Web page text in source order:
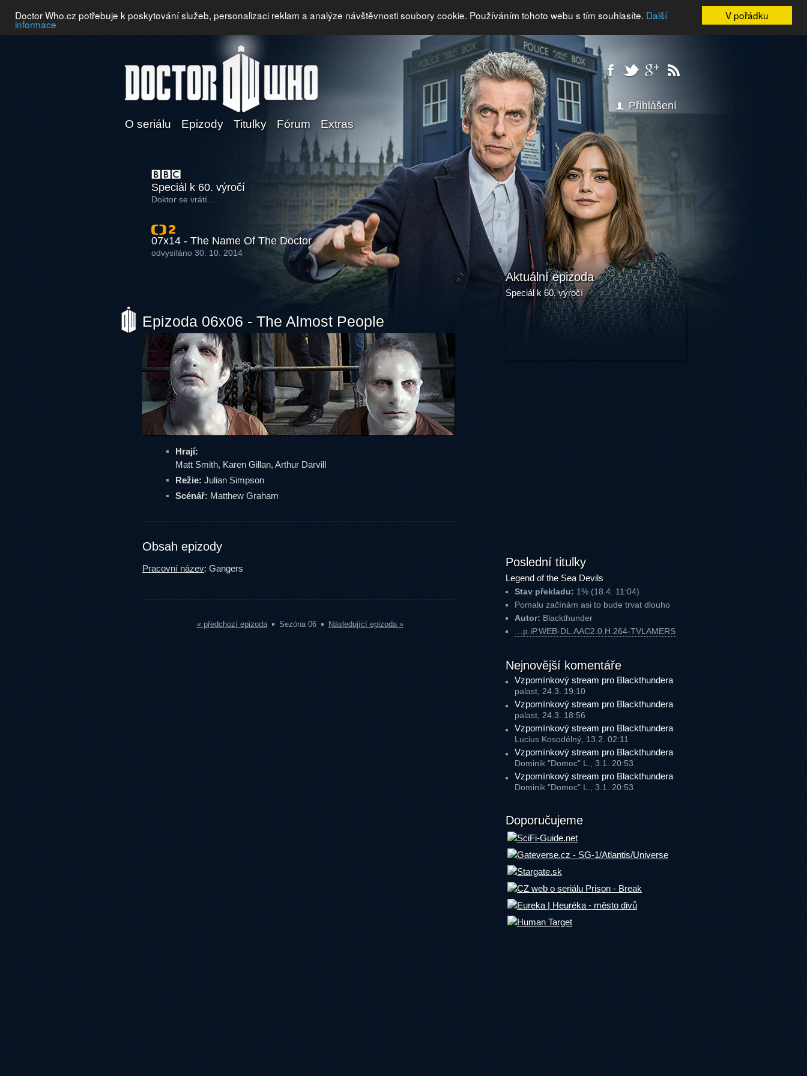
V pořádku
Doctor Who.cz potřebuje k poskytování služeb, personalizaci reklam a analýze návštěvnosti soubory cookie. Používáním tohoto webu s tím souhlasíte. Další
informace
Přihlášení
O seriálu Epizody Titulky Fórum Extras
Speciál k 60. výročí
Doktor se vrátí...
07x14 - The Name Of The Doctor
odvysíláno 30. 10. 2014
Epizoda 06x06 - The Almost People
Hrají:
Matt Smith, Karen Gillan, Arthur Darvill
Režie: Julian Simpson
Scénář: Matthew Graham
Obsah epizody
Pracovní název: Gangers
« předchozí epizoda Sezóna 06 Následující epizoda »
Aktuální epizoda
Speciál k 60. výročí
Poslední titulky
Legend of the Sea Devils
Stav překladu: 1% (18.4. 11:04)
Pomalu začínám asi to bude trvat dlouho
Autor: Blackthunder
…p.iP.WEB-DL.AAC2.0.H.264-TVLAMERS
Nejnovější komentáře
Vzpomínkový stream pro Blackthundera
palast, 24.3. 19:10
Vzpomínkový stream pro Blackthundera
palast, 24.3. 18:56
Vzpomínkový stream pro Blackthundera
Lucius Kosodélný, 13.2. 02:11
Vzpomínkový stream pro Blackthundera
Dominik "Domec" L., 3.1. 20:53
Vzpomínkový stream pro Blackthundera
Dominik "Domec" L., 3.1. 20:53
Doporučujeme